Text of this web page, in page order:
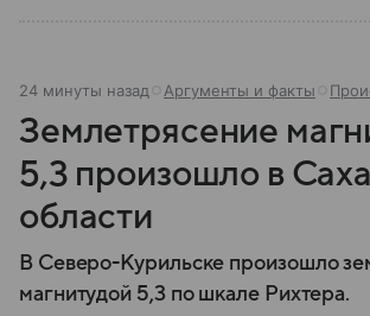
24 минуты назад Аргументы и факты
Землетрясение
5,3 произошло в
области
В Северо-Курильске произошло
магнитудой 5,3 по шкале Рихтера.